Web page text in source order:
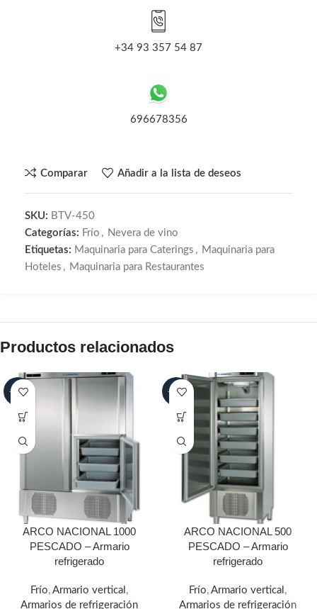
+34 93 357 54 87
696678356
Comparar Añadir a la lista de deseos
SKU: BTV-450
Categorías: Frío , Nevera de vino
Etiquetas: Maquinaria para Caterings , Maquinaria para
Hoteles , Maquinaria para Restaurantes
Productos relacionados
-30%
ARCO NACIONAL 1000
PESCADO – Armario
refrigerado
Frío, Armario vertical ,
Armarios de refrigeración
-30%
ARCO NACIONAL 500
PESCADO – Armario
refrigerado
Frío, Armario vertical ,
Armarios de refrigeración